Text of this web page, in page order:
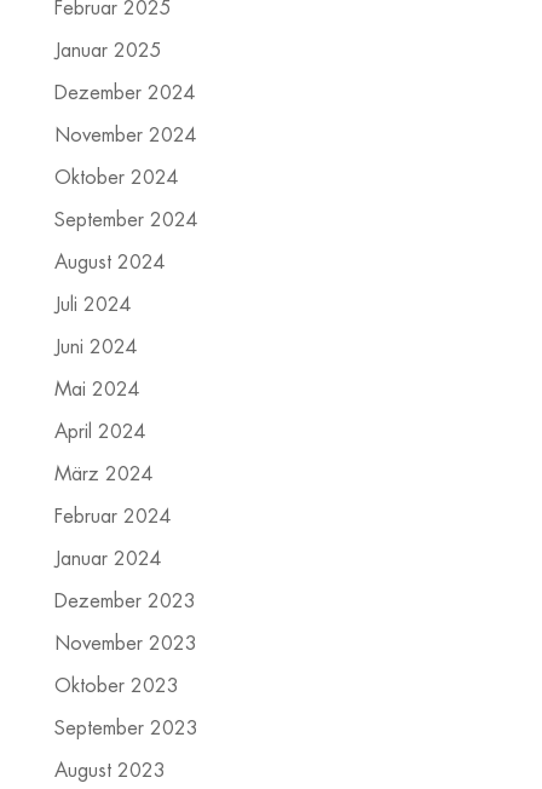
Februar 2025
Januar 2025
Dezember 2024
November 2024
Oktober 2024
September 2024
August 2024
Juli 2024
Juni 2024
Mai 2024
April 2024
März 2024
Februar 2024
Januar 2024
Dezember 2023
November 2023
Oktober 2023
September 2023
August 2023